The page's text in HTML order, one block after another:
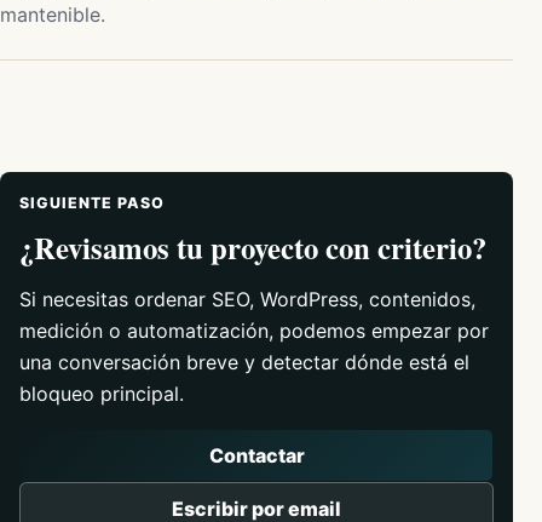
mantenible.
SIGUIENTE PASO
¿Revisamos tu proyecto con criterio?
Si necesitas ordenar SEO, WordPress, contenidos,
medición o automatización, podemos empezar por
una conversación breve y detectar dónde está el
bloqueo principal.
Contactar
Escribir por email